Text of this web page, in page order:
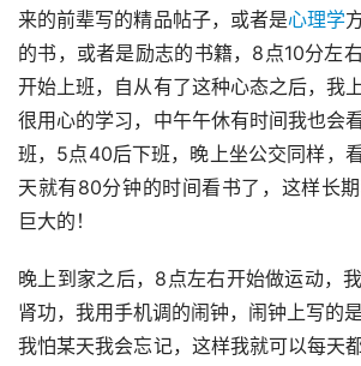
来的前辈写的精品帖子，或者是心理学
的书，或者是励志的书籍，8点10分左
开始上班，自从有了这种心态之后，我
很用心的学习，中午午休有时间我也会
班，5点40后下班，晚上坐公交同样，
天就有80分钟的时间看书了，这样长
巨大的！
晚上到家之后，8点左右开始做运动，
肾功，我用手机调的闹钟，闹钟上写的
我怕某天我会忘记，这样我就可以每天